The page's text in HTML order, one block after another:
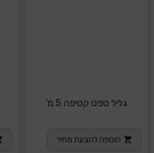
גליל טפט קטיפה 5 מ'
הוספה להצעת מחיר